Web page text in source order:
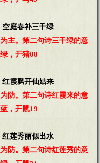
空庭春补三千绿
主。第二句诗三千绿的意
，开猪08
红霞飘开仙姑来
防。第二句诗红霞来的意
，开鼠19
红莲秀丽似出水
防。第二句诗红莲秀的意